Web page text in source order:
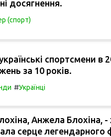
досягнення.
(спорт)
спортсмени в
за 10 років.
#Українці
Анжела Блохіна, -
серце легендарного